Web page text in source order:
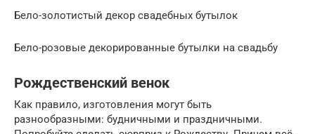
Бело-золотистый декор свадебных бутылок
Бело-розовые декорированные бутылки на свадьбу
Рождественский венок
Как правило, изготовления могут быть
разнообразными: будничными и праздничными.